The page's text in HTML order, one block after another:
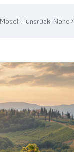
Mosel, Hunsrück, Nahe